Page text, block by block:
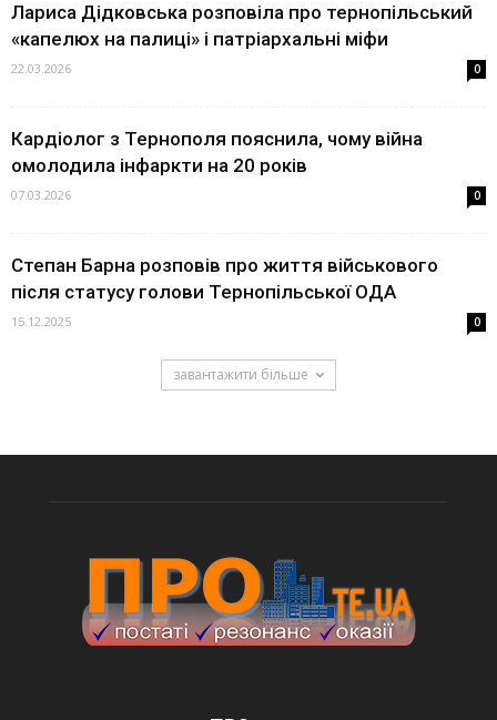
Лариса Дідковська розповіла про тернопільський
«капелюх на палиці» і патріархальні міфи
22.03.2026 0
Кардіолог з Тернополя пояснила, чому війна
омолодила інфаркти на 20 років
07.03.2026 0
Степан Барна розповів про життя військового
після статусу голови Тернопільської ОДА
15.12.2025 0
завантажити більше